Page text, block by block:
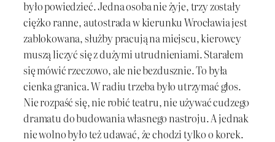
było powiedzieć. Jedna osoba nie żyje, trzy zostały
ciężko ranne, autostrada w kierunku Wrocławia jest
zablokowana, służby pracują na miejscu, kierowcy
muszą liczyć się z dużymi utrudnieniami. Starałem
się mówić rzeczowo, ale nie bezdusznie. To była
cienka granica. W radiu trzeba było utrzymać głos.
Nie rozpaść się, nie robić teatru, nie używać cudzego
dramatu do budowania własnego nastroju. A jednak
nie wolno było też udawać, że chodzi tylko o korek.